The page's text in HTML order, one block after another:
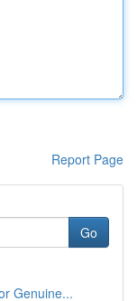
Report Page
Go
Genuine...